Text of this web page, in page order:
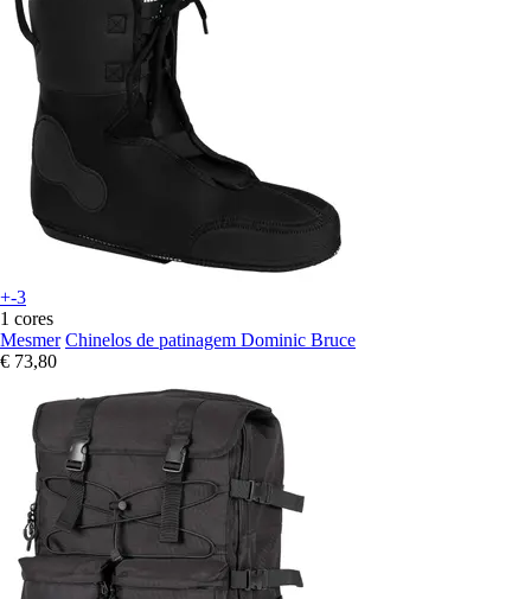
+-3
1 cores
Mesmer Chinelos de patinagem Dominic Bruce
€ 73,80